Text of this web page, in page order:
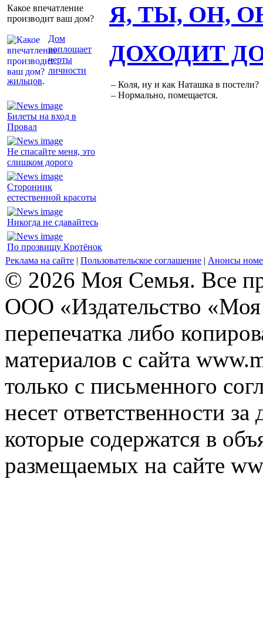
Какое впечатление
производит ваш дом?
Дом
воплощает
черты
личности
жильцов.
Я, ТЫ, ОН,
Билеты на вход в
Провал
Не спасайте меня, это
слишком дорого
Сторонник
естественной красоты
Никогда не сдавайтесь
По прозвищу Кротёнок
ДОХОДИТ
– Коля, ну и как Наташка в постели?
– Нормально, помещается.
Реклама на сайте | Пользовательское соглашение | Анонсы
© 2026 Моя Семья. Все
ООО «Издательство
перепечатка либо
материалов с сайта
только с письменного
несет ответственности
которые содержатся в
размещаемых на сайте